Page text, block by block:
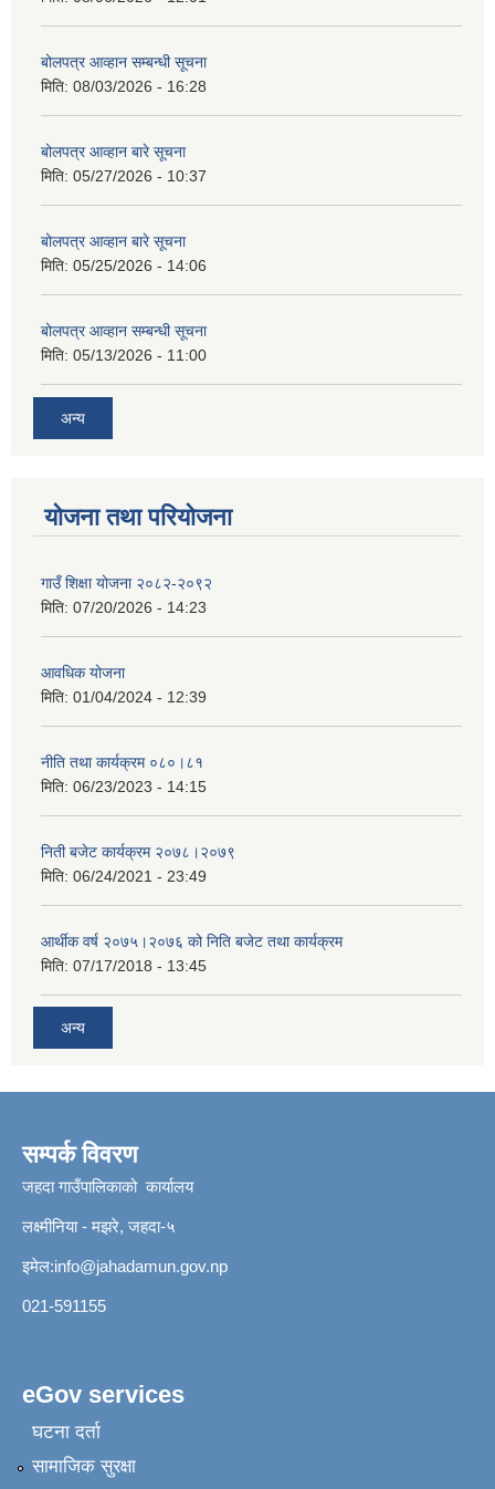
बोलपत्र आव्हान सम्बन्धी सूचना
मिति: 08/03/2026 - 16:28
बोलपत्र आव्हान बारे सूचना
मिति: 05/27/2026 - 10:37
बोलपत्र आव्हान बारे सूचना
मिति: 05/25/2026 - 14:06
बोलपत्र आव्हान सम्बन्धी सूचना
मिति: 05/13/2026 - 11:00
अन्य
योजना तथा परियोजना
गाउँ शिक्षा योजना २०८२-२०९२
मिति: 07/20/2026 - 14:23
आवधिक योजना
मिति: 01/04/2024 - 12:39
नीति तथा कार्यक्रम ०८०।८१
मिति: 06/23/2023 - 14:15
निती बजेट कार्यक्रम २०७८।२०७९
मिति: 06/24/2021 - 23:49
आर्थीक वर्ष २०७५।२०७६ को निति बजेट तथा कार्यक्रम
मिति: 07/17/2018 - 13:45
अन्य
सम्पर्क विवरण
जहदा गाउँपालिकाको कार्यालय
लक्ष्मीनिया - मझरे, जहदा-५
इमेल:info@jahadamun.gov.np
021-591155
eGov services
घटना दर्ता
सामाजिक सुरक्षा